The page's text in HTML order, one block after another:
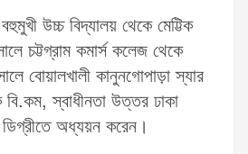
উচ্চ বিদ্যালয় থেকে মেট্টিক
চট্টগ্রাম কমার্স কলেজ থেকে
বোয়ালখালী কানুনগোপাড়া স্যার
স্বাধীনতা উত্তর ঢাকা
ডিগ্রীতে অধ্যয়ন করেন।